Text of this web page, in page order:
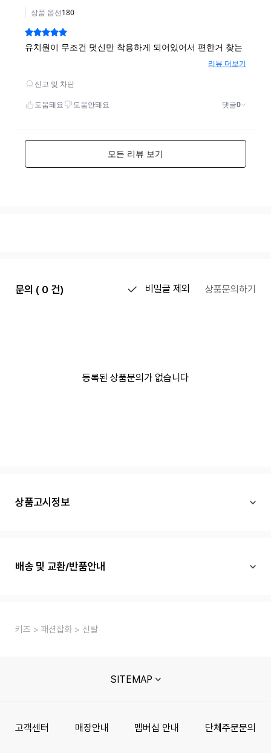
문의 ( 0 건) 비밀글 제외 상품문의하기
등록된 상품문의가 없습니다
상품고시정보
배송 및 교환/반품안내
키즈 패션잡화 신발
SITEMAP
고객센터 매장안내 멤버십 안내 단체주문문의